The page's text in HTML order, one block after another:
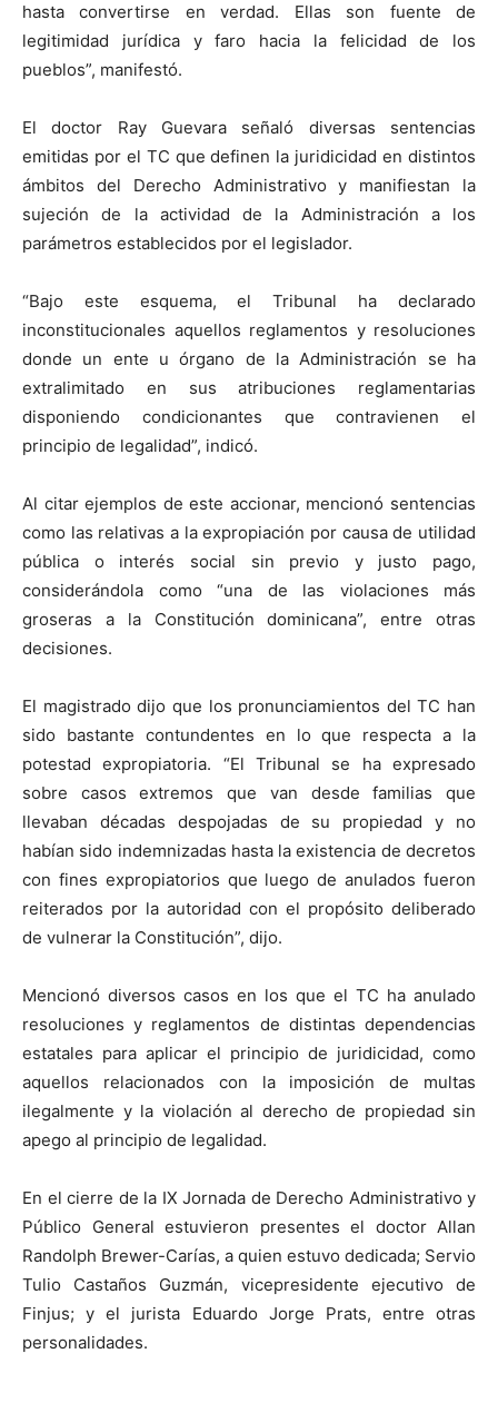
hasta convertirse en verdad. Ellas son fuente de
legitimidad jurídica y faro hacia la felicidad de los
pueblos”, manifestó.
El doctor Ray Guevara señaló diversas sentencias
emitidas por el TC que definen la juridicidad en distintos
ámbitos del Derecho Administrativo y manifiestan la
sujeción de la actividad de la Administración a los
parámetros establecidos por el legislador.
“Bajo este esquema, el Tribunal ha declarado
inconstitucionales aquellos reglamentos y resoluciones
donde un ente u órgano de la Administración se ha
extralimitado en sus atribuciones reglamentarias
disponiendo condicionantes que contravienen el
principio de legalidad”, indicó.
Al citar ejemplos de este accionar, mencionó sentencias
como las relativas a la expropiación por causa de utilidad
pública o interés social sin previo y justo pago,
considerándola como “una de las violaciones más
groseras a la Constitución dominicana”, entre otras
decisiones.
El magistrado dijo que los pronunciamientos del TC han
sido bastante contundentes en lo que respecta a la
potestad expropiatoria. “El Tribunal se ha expresado
sobre casos extremos que van desde familias que
llevaban décadas despojadas de su propiedad y no
habían sido indemnizadas hasta la existencia de decretos
con fines expropiatorios que luego de anulados fueron
reiterados por la autoridad con el propósito deliberado
de vulnerar la Constitución”, dijo.
Mencionó diversos casos en los que el TC ha anulado
resoluciones y reglamentos de distintas dependencias
estatales para aplicar el principio de juridicidad, como
aquellos relacionados con la imposición de multas
ilegalmente y la violación al derecho de propiedad sin
apego al principio de legalidad.
En el cierre de la IX Jornada de Derecho Administrativo y
Público General estuvieron presentes el doctor Allan
Randolph Brewer-Carías, a quien estuvo dedicada; Servio
Tulio Castaños Guzmán, vicepresidente ejecutivo de
Finjus; y el jurista Eduardo Jorge Prats, entre otras
personalidades.